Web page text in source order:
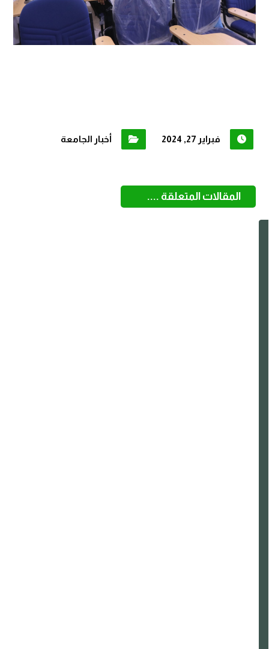
فبراير 27, 2024 أخبار الجامعة
المقالات المتعلقة ....